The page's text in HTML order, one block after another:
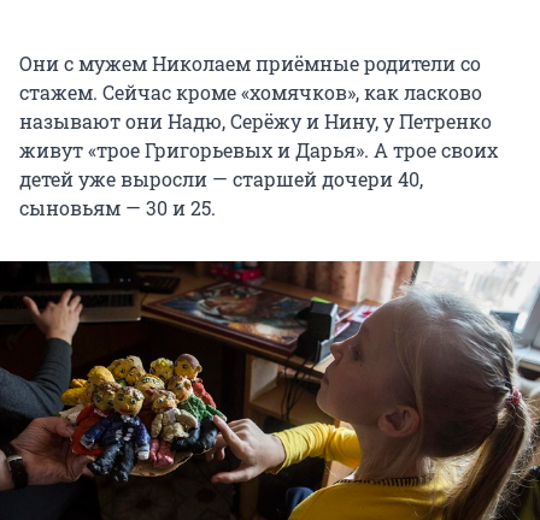
Они с мужем Николаем приёмные родители со
стажем. Сейчас кроме «хомячков», как ласково
называют они Надю, Серёжу и Нину, у Петренко
живут «трое Григорьевых и Дарья». А трое своих
детей уже выросли — старшей дочери 40,
сыновьям — 30 и 25.